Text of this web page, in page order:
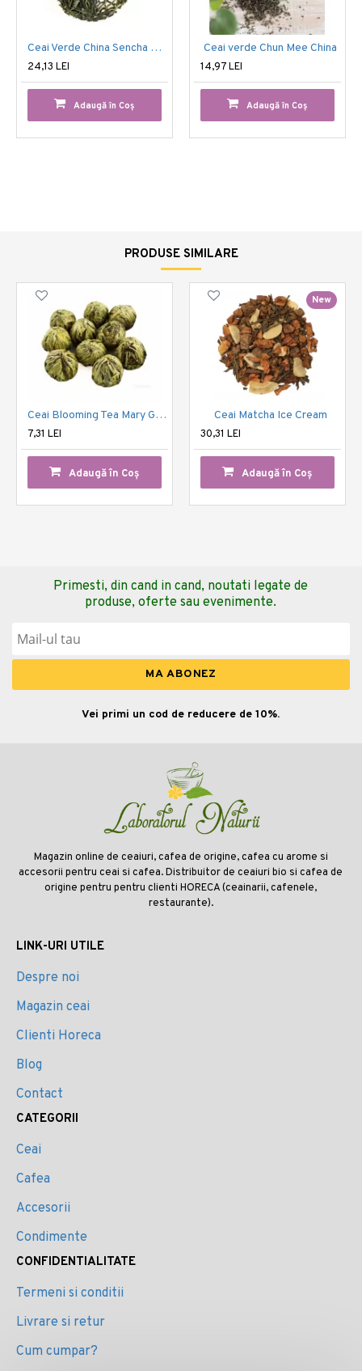
Ceai Verde China Sencha Organic
24,13 LEI
Adaugă în Coş
Ceai verde Chun Mee China
14,97 LEI
Adaugă în Coş
PRODUSE SIMILARE
Ceai Blooming Tea Mary Gold
7,31 LEI
Adaugă în Coş
New
Ceai Matcha Ice Cream
30,31 LEI
Adaugă în Coş
Primesti, din cand in cand, noutati legate de
produse, oferte sau evenimente.
Vei primi un cod de reducere de 10%.
Magazin online de ceaiuri, cafea de origine, cafea cu arome si
accesorii pentru ceai si cafea. Distribuitor de ceaiuri bio si cafea de
origine pentru pentru clienti HORECA (ceainarii, cafenele,
restaurante).
LINK-URI UTILE
Despre noi
Magazin ceai
Clienti Horeca
Blog
Contact
CATEGORII
Ceai
Cafea
Accesorii
Condimente
CONFIDENTIALITATE
Termeni si conditii
Livrare si retur
Cum cumpar?